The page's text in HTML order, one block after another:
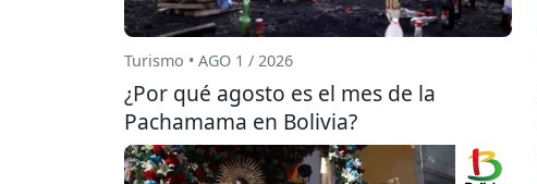
Turismo • AGO 1 / 2026
¿Por qué agosto es el mes de la
Pachamama en Bolivia?